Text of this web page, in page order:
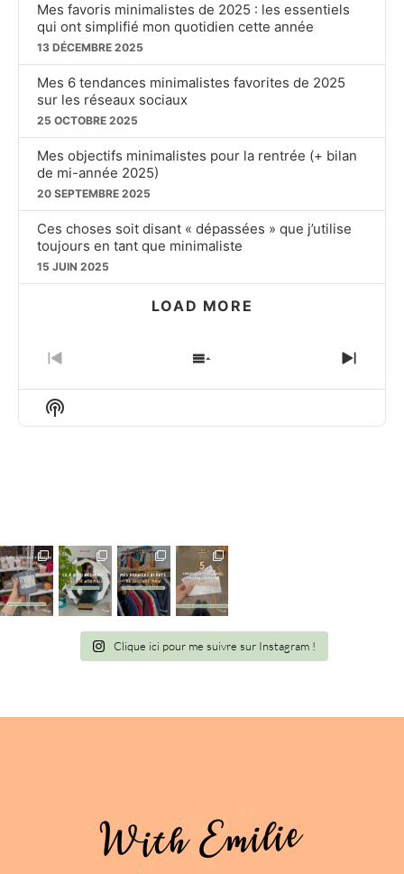
Mes favoris minimalistes de 2025 : les essentiels
qui ont simplifié mon quotidien cette année
13 DÉCEMBRE 2025
Mes 6 tendances minimalistes favorites de 2025
sur les réseaux sociaux
25 OCTOBRE 2025
Mes objectifs minimalistes pour la rentrée (+ bilan
de mi-année 2025)
20 SEPTEMBRE 2025
Ces choses soit disant « dépassées » que j’utilise
toujours en tant que minimaliste
15 JUIN 2025
LOAD MORE
PREVIOUS
EPISODE
SHOW
EPISODES
NEXT
Show
Podcast
Clique ici pour me suivre sur Instagram !